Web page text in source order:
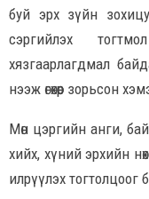
буй эрх зүйн
сэргийлэх
хязгаарлагдмал
нээж өгөхөөр зорьсон
Мөн цэргийн анги,
хийх, хүний эрхийн
илрүүлэх тогтолцоог